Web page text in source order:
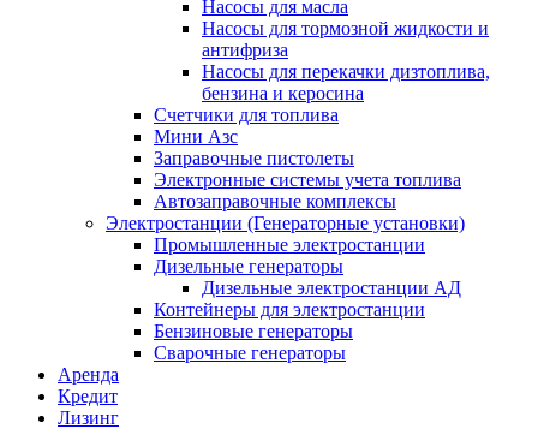
Насосы для масла
Насосы для тормозной жидкости и
антифриза
Насосы для перекачки дизтоплива,
бензина и керосина
Счетчики для топлива
Мини Азс
Заправочные пистолеты
Электронные системы учета топлива
Автозаправочные комплексы
Электростанции (Генераторные установки)
Промышленные электростанции
Дизельные генераторы
Дизельные электростанции АД
Контейнеры для электростанции
Бензиновые генераторы
Сварочные генераторы
Аренда
Кредит
Лизинг